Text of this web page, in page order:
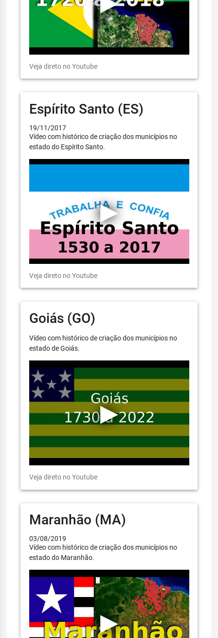
Veja direto no Youtube
Espírito Santo (ES)
19/11/2017
Vídeo com histórico de criação dos municípios no
estado do Espírito Santo.
Veja direto no Youtube
Goiás (GO)
Vídeo com histórico de criação dos municípios no
estado de Goiás.
Veja direto no Youtube
Maranhão (MA)
03/08/2019
Vídeo com histórico de criação dos municípios no
estado do Maranhão.